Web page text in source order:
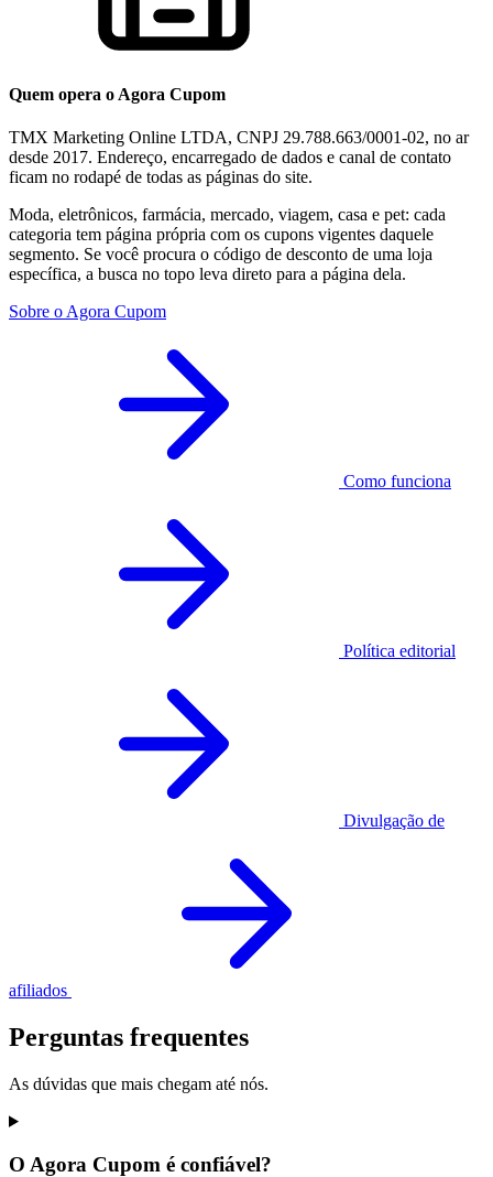
Quem opera o Agora Cupom
TMX Marketing Online LTDA, CNPJ 29.788.663/0001-02, no ar
desde 2017. Endereço, encarregado de dados e canal de contato
ficam no rodapé de todas as páginas do site.
Moda, eletrônicos, farmácia, mercado, viagem, casa e pet: cada
categoria tem página própria com os cupons vigentes daquele
segmento. Se você procura o código de desconto de uma loja
específica, a busca no topo leva direto para a página dela.
Sobre o Agora Cupom
Como funciona
Política editorial
Divulgação de
afiliados
Perguntas frequentes
As dúvidas que mais chegam até nós.
O Agora Cupom é confiável?